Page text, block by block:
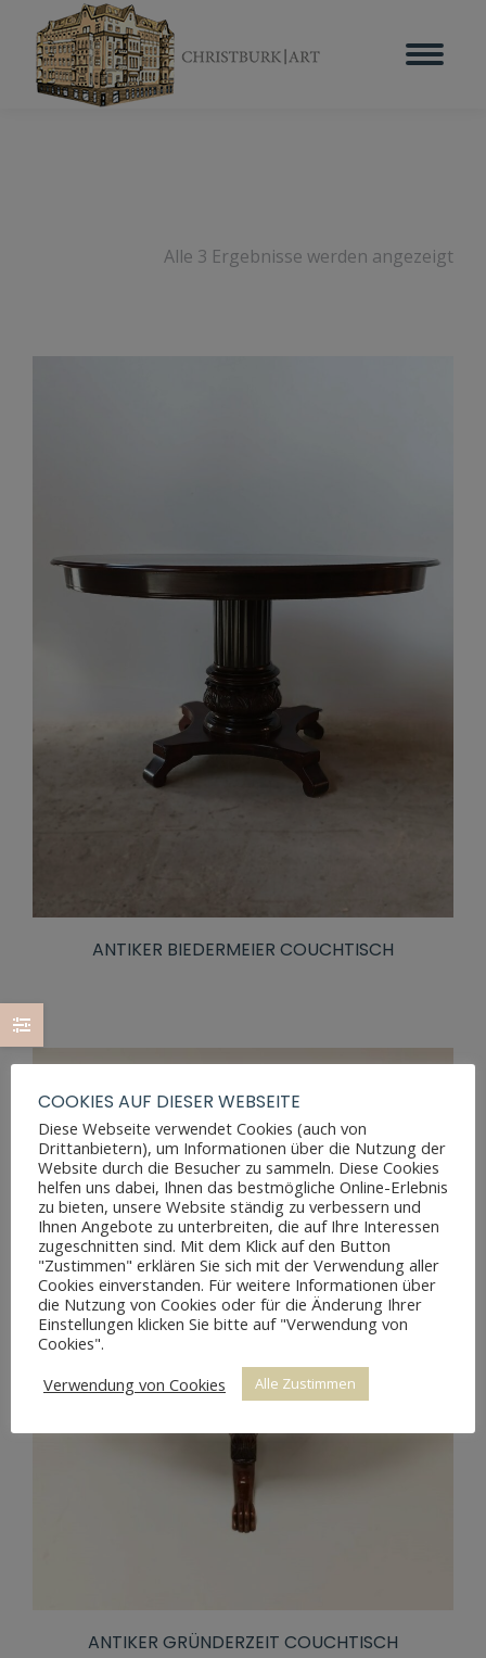
Alle 3 Ergebnisse werden angezeigt
ANTIKER BIEDERMEIER COUCHTISCH
ANTIKER GRÜNDERZEIT COUCHTISCH
COOKIES AUF DIESER WEBSEITE
Diese Webseite verwendet Cookies (auch von
Drittanbietern), um Informationen über die Nutzung der
Website durch die Besucher zu sammeln. Diese Cookies
helfen uns dabei, Ihnen das bestmögliche Online-Erlebnis
zu bieten, unsere Website ständig zu verbessern und
Ihnen Angebote zu unterbreiten, die auf Ihre Interessen
zugeschnitten sind. Mit dem Klick auf den Button
"Zustimmen" erklären Sie sich mit der Verwendung aller
Cookies einverstanden. Für weitere Informationen über
die Nutzung von Cookies oder für die Änderung Ihrer
Einstellungen klicken Sie bitte auf "Verwendung von
Cookies".
Verwendung von Cookies
Alle Zustimmen